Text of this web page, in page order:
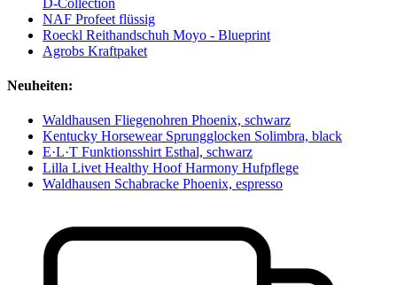
NAF Profeet flüssig
Roeckl Reithandschuh Moyo - Blueprint
Agrobs Kraftpaket
Neuheiten:
Waldhausen Fliegenohren Phoenix, schwarz
Kentucky Horsewear Sprungglocken Solimbra, black
E·L·T Funktionsshirt Esthal, schwarz
Lilla Livet Healthy Hoof Harmony Hufpflege
Waldhausen Schabracke Phoenix, espresso